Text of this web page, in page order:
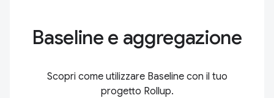
Baseline e aggregazione
Scopri come utilizzare Baseline con il tuo
progetto Rollup.